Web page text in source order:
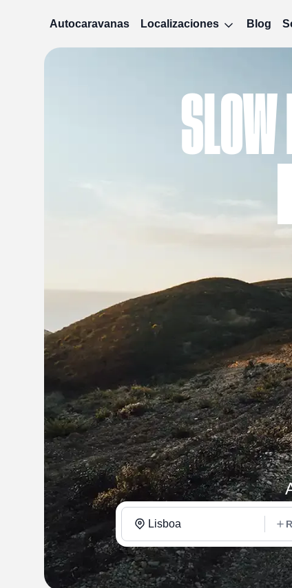
Autocaravanas Localizaciones Blog
SLOW
Lisboa